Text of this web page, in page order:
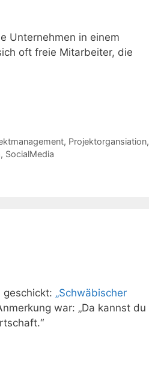
Unternehmen in einem
oft freie Mitarbeiter, die
, Projektorgansiation,
, SocialMedia
geschickt: „Schwäbischer
war: „Da kannst du